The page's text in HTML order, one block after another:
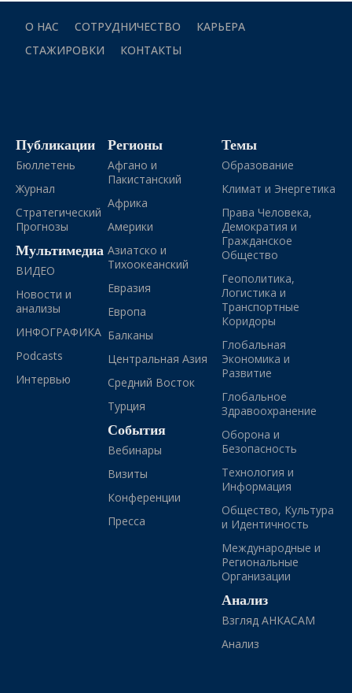
О НАС СОТРУДНИЧЕСТВО
КАРЬЕРА
СТАЖИРОВКИ
КОНТАКТЫ
Публикации
Бюллетень
Журнал
Стратегический
Прогнозы
Мультимедиа
ВИДЕО
Новости и
анализы
ИНФОГРАФИКА
Podcasts
Интервью
Регионы
Афгано и
Пакистанский
Африка
Америки
Азиатско и
Тихоокеанский
Евразия
Европа
Балканы
Центральная Азия
Средний Восток
Турция
События
Вебинары
Визиты
Конференции
Пресса
Темы
Образование
Климат и Энергетика
Права Человека,
Демократия и
Гражданское
Общество
Геополитика,
Логистика и
Транспортные
Коридоры
Глобальная
Экономика и
Развитие
Глобальное
Здравоохранение
Оборона и
Безопасность
Технология и
Информация
Общество, Культура
и Идентичность
Международные и
Региональные
Организации
Анализ
Взгляд АНКАСАМ
Анализ